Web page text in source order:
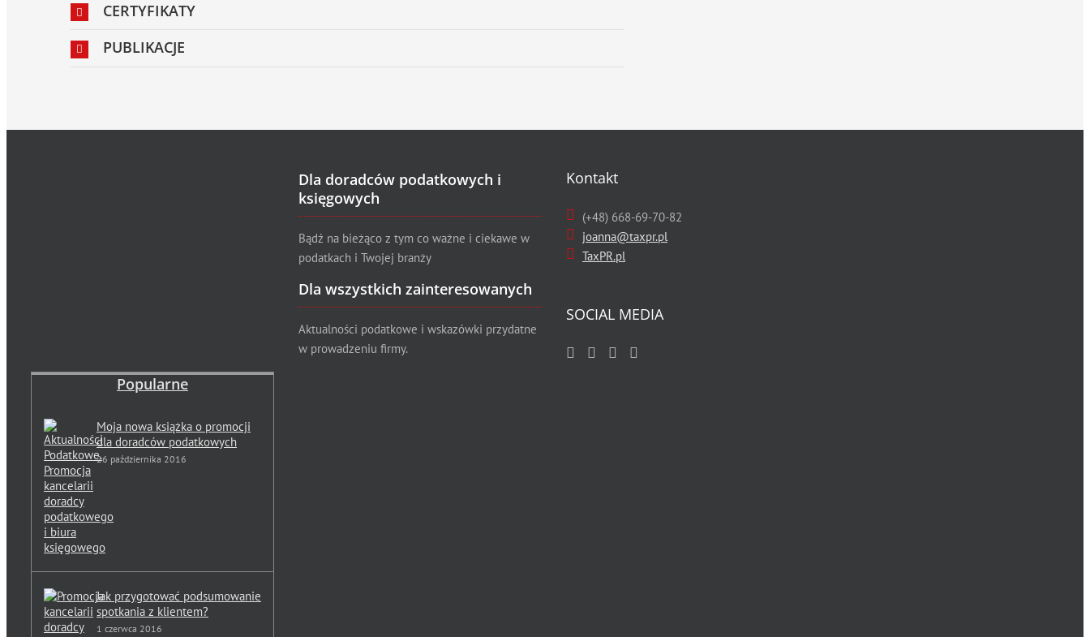
CERTYFIKATY
PUBLIKACJE
Dla doradców podatkowych i
księgowych
Bądź na bieżąco z tym co ważne i ciekawe w
podatkach i Twojej branży
Dla wszystkich zainteresowanych
Aktualności podatkowe i wskazówki przydatne
w prowadzeniu firmy.
Kontakt
(+48) 668-69-70-82
joanna@taxpr.pl
TaxPR.pl
SOCIAL MEDIA
Popularne
Moja nowa książka o promocji
dla doradców podatkowych
26 października 2016
Jak przygotować podsumowanie
spotkania z klientem?
1 czerwca 2016